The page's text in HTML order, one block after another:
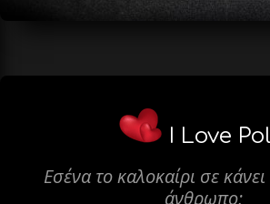
I Love
Εσένα το καλοκαίρι σε
άνθρωπο;